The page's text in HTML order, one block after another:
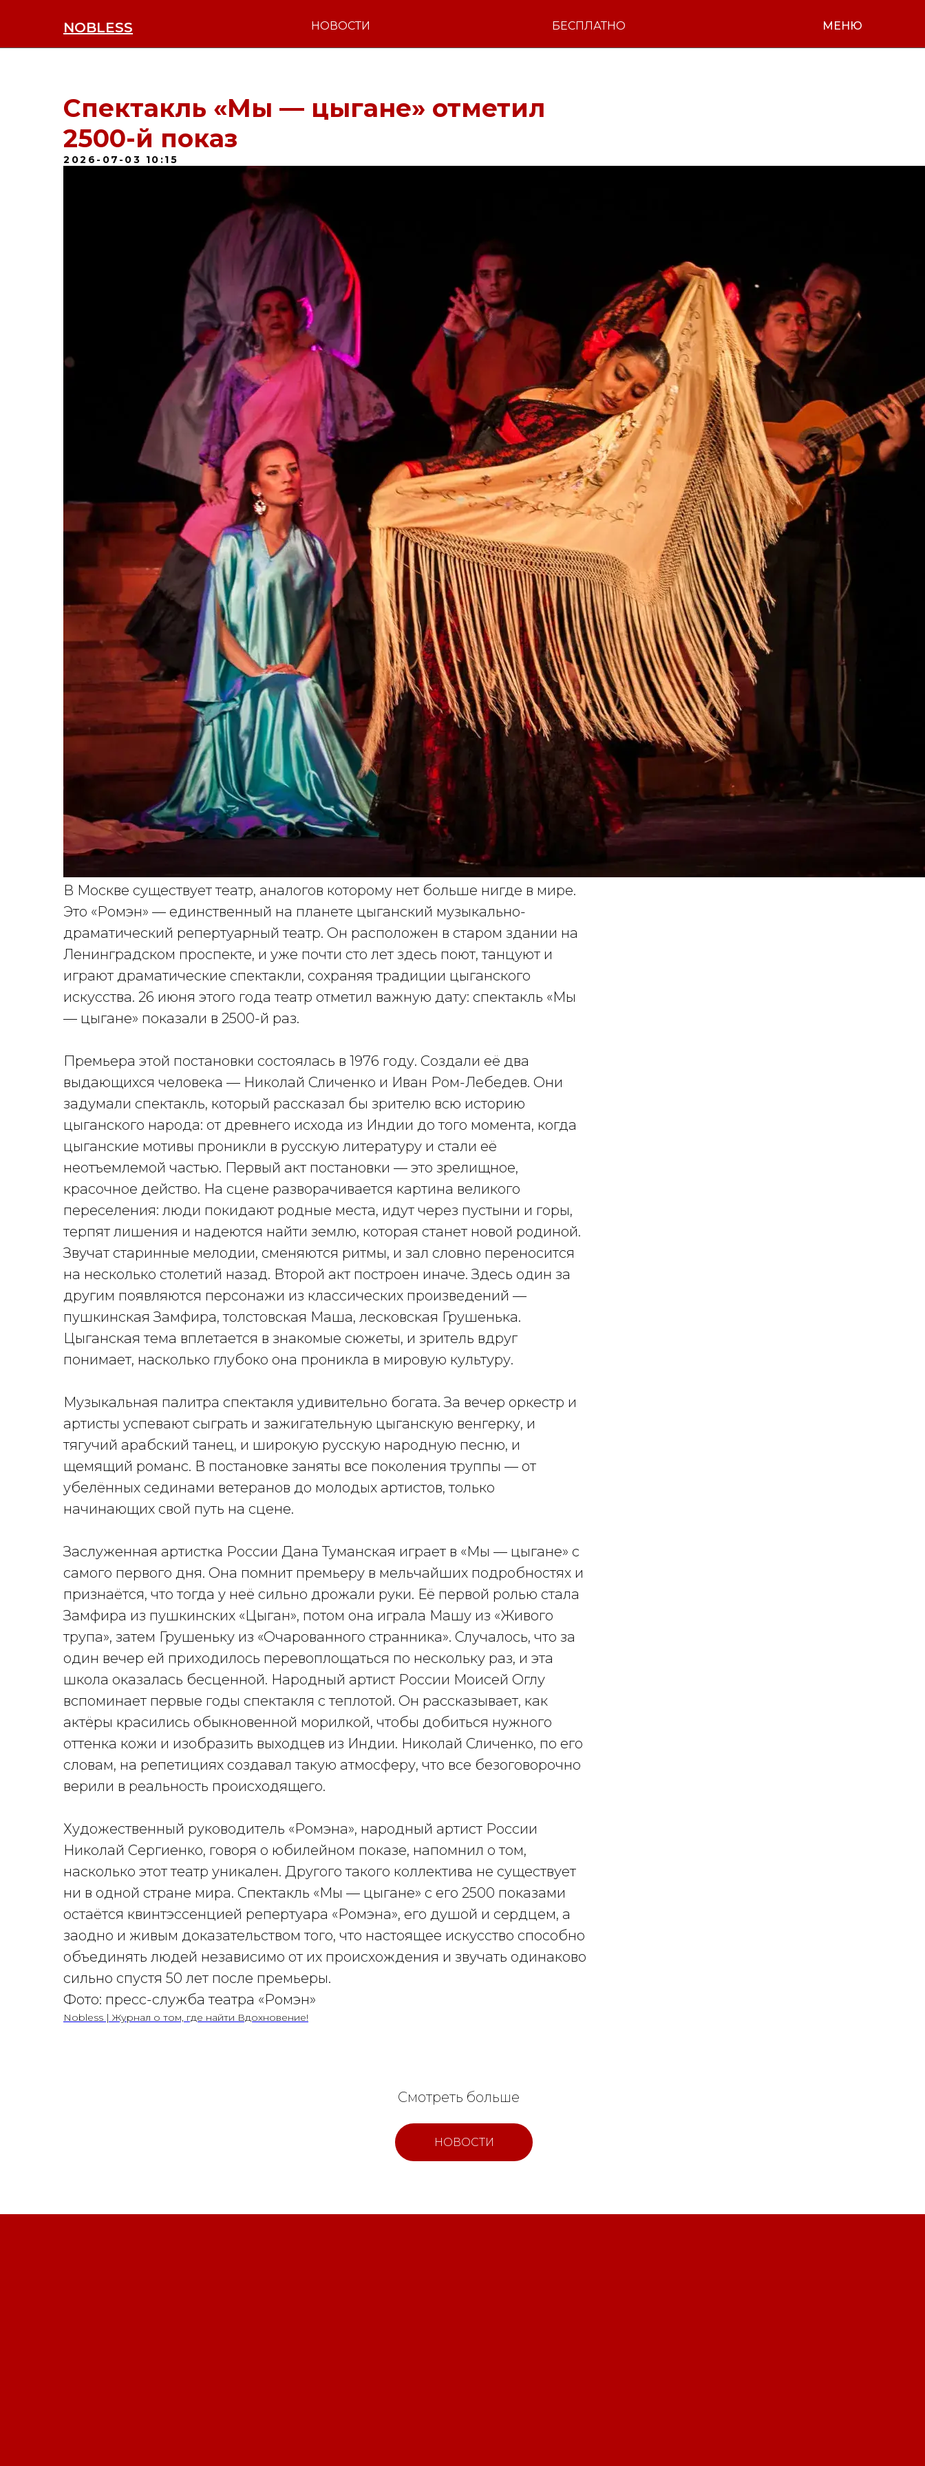
NOBLESS МЕНЮ
НОВОСТИ БЕСПЛАТНО
Спектакль «Мы — цыгане» отметил
2500-й показ
2026-07-03 10:15
В Москве существует театр, аналогов которому нет больше нигде в мире.
Это «Ромэн» — единственный на планете цыганский музыкально-
драматический репертуарный театр. Он расположен в старом здании на
Ленинградском проспекте, и уже почти сто лет здесь поют, танцуют и
играют драматические спектакли, сохраняя традиции цыганского
искусства. 26 июня этого года театр отметил важную дату: спектакль «Мы
— цыгане» показали в 2500-й раз.
Премьера этой постановки состоялась в 1976 году. Создали её два
выдающихся человека — Николай Сличенко и Иван Ром-Лебедев. Они
задумали спектакль, который рассказал бы зрителю всю историю
цыганского народа: от древнего исхода из Индии до того момента, когда
цыганские мотивы проникли в русскую литературу и стали её
неотъемлемой частью. Первый акт постановки — это зрелищное,
красочное действо. На сцене разворачивается картина великого
переселения: люди покидают родные места, идут через пустыни и горы,
терпят лишения и надеются найти землю, которая станет новой родиной.
Звучат старинные мелодии, сменяются ритмы, и зал словно переносится
на несколько столетий назад. Второй акт построен иначе. Здесь один за
другим появляются персонажи из классических произведений —
пушкинская Замфира, толстовская Маша, лесковская Грушенька.
Цыганская тема вплетается в знакомые сюжеты, и зритель вдруг
понимает, насколько глубоко она проникла в мировую культуру.
Музыкальная палитра спектакля удивительно богата. За вечер оркестр и
артисты успевают сыграть и зажигательную цыганскую венгерку, и
тягучий арабский танец, и широкую русскую народную песню, и
щемящий романс. В постановке заняты все поколения труппы — от
убелённых сединами ветеранов до молодых артистов, только
начинающих свой путь на сцене.
Заслуженная артистка России Дана Туманская играет в «Мы — цыгане» с
самого первого дня. Она помнит премьеру в мельчайших подробностях и
признаётся, что тогда у неё сильно дрожали руки. Её первой ролью стала
Замфира из пушкинских «Цыган», потом она играла Машу из «Живого
трупа», затем Грушеньку из «Очарованного странника». Случалось, что за
один вечер ей приходилось перевоплощаться по нескольку раз, и эта
школа оказалась бесценной. Народный артист России Моисей Оглу
вспоминает первые годы спектакля с теплотой. Он рассказывает, как
актёры красились обыкновенной морилкой, чтобы добиться нужного
оттенка кожи и изобразить выходцев из Индии. Николай Сличенко, по его
словам, на репетициях создавал такую атмосферу, что все безоговорочно
верили в реальность происходящего.
Художественный руководитель «Ромэна», народный артист России
Николай Сергиенко, говоря о юбилейном показе, напомнил о том,
насколько этот театр уникален. Другого такого коллектива не существует
ни в одной стране мира. Спектакль «Мы — цыгане» с его 2500 показами
остаётся квинтэссенцией репертуара «Ромэна», его душой и сердцем, а
заодно и живым доказательством того, что настоящее искусство способно
объединять людей независимо от их происхождения и звучать одинаково
сильно спустя 50 лет после премьеры.
Фото: пресс-служба театра «Ромэн»
Nobless | Журнал о том, где найти Вдохновение!
НОВОСТИ
Смотреть больше